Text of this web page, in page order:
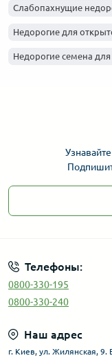
Слабопахнущие
Недорогие для
Недорогие семена
Телефоны:
0800-330-195
0800-330-240
Наш адрес
г. Киев, ул. Жилянская,